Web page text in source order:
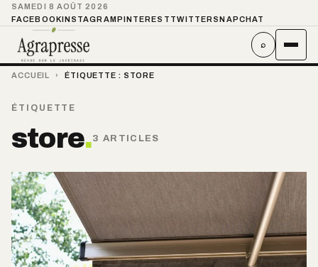
SAMEDI 8 AOÛT 2026
FACEBOOKINSTAGRAMPINTEREST TWITTER SNAPCHAT
⌕
ACCUEIL › ÉTIQUETTE : STORE
ÉTIQUETTE
store.3 ARTICLES